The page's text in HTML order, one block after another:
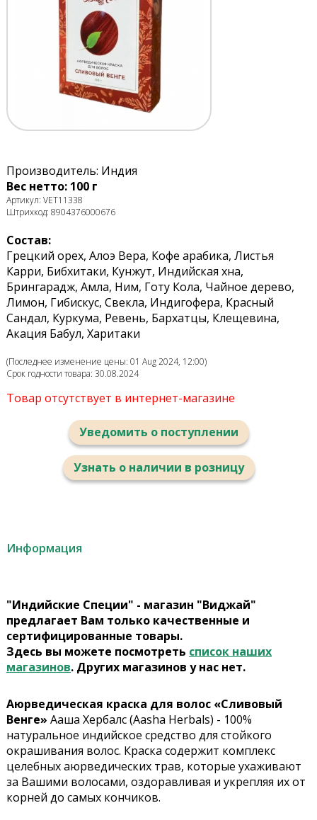
Производитель: Индия
Вес нетто: 100 г
Артикул: VET11338
Штрихкод: 8904376000676
Состав:
Грецкий орех, Алоэ Вера, Кофе арабика, Листья
Карри, Бибхитаки, Кунжут, Индийская хна,
Брингарадж, Амла, Ним, Готу Кола, Чайное дерево,
Лимон, Гибискус, Свекла, Индигофера, Красный
Сандал, Куркума, Ревень, Бархатцы, Клещевина,
Акация Бабул, Харитаки
(Последнее изменение цены: 01 Aug 2024, 12:00)
Срок годности товара: 30.08.2024
Товар отсутствует в интернет-магазине
Уведомить о поступлении
Узнать о наличии в розницу
Информация
"Индийские Специи" - магазин "Виджай"
предлагает Вам только качественные и
сертифицированные товары.
Здесь вы можете посмотреть список наших
магазинов. Других магазинов у нас нет.
Аюрведическая краска для волос «Сливовый
Венге» Ааша Хербалс (Aasha Herbals) - 100%
натуральное индийское средство для стойкого
окрашивания волос. Краска содержит комплекс
целебных аюрведических трав, которые ухаживают
за Вашими волосами, оздоравливая и укрепляя их от
корней до самых кончиков.